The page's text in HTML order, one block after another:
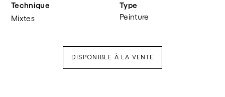
Technique
Mixtes
Type
Peinture
DISPONIBLE À LA VENTE